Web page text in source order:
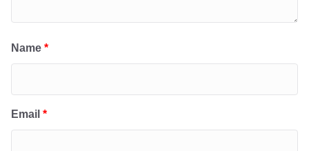
Name *
Email *